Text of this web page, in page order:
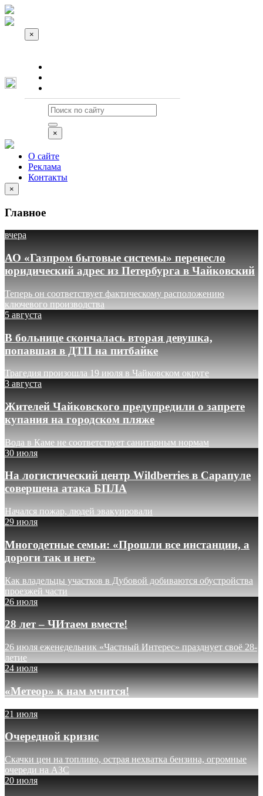
×
×
О сайте
Реклама
Контакты
×
Главное
вчера
АО «Газпром бытовые системы» перенесло
юридический адрес из Петербурга в Чайковский
Теперь он соответствует фактическому расположению
ключевого производства
5 августа
В больнице скончалась вторая девушка,
попавшая в ДТП на питбайке
Трагедия произошла 19 июля в Чайковском округе
3 августа
Жителей Чайковского предупредили о запрете
купания на городском пляже
Вода в Каме не соответствует санитарным нормам
30 июля
На логистический центр Wildberries в Сарапуле
совершена атака БПЛА
Начался пожар, людей эвакуировали
29 июля
Многодетные семьи: «Прошли все инстанции, а
дороги так и нет»
Как владельцы участков в Дубовой добиваются обустройства
проезжей части
26 июля
28 лет – ЧИтаем вместе!
26 июля еженедельник «Частный Интерес» празднует своё 28-
летие
24 июля
«Метеор» к нам мчится!
21 июля
Очередной кризис
Скачки цен на топливо, острая нехватка бензина, огромные
очереди на АЗС
20 июля